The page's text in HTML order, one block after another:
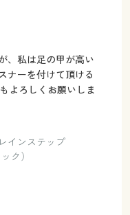
、私は足の甲が高い
ーを付けて頂ける
よろしくお願いしま
ンステップ
ク）